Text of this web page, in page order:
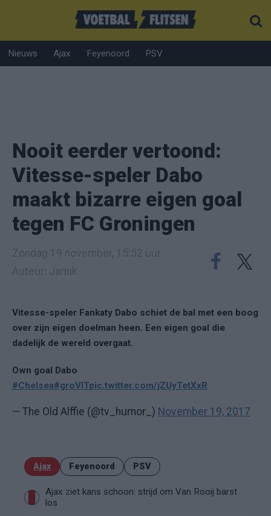
Nieuws Ajax Feyenoord PSV
Nooit eerder vertoond:
Vitesse-speler Dabo
maakt bizarre eigen goal
tegen FC Groningen
Vitesse-speler Fankaty Dabo schiet de bal met een boog
over zijn eigen doelman heen. Een eigen goal die
dadelijk de wereld overgaat.
Own goal Dabo
#Chelsea#groVITpic.twitter.com/jZUyTetXxR
— The Old Alffie (@tv_humor_) November 19, 2017
Ajax Feyenoord PSV
Ajax ziet kans schoon: strijd om Van Rooij barst
los